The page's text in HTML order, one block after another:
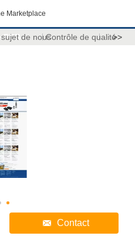
Marketplace
de nousContrôle de qualité>>
Contact